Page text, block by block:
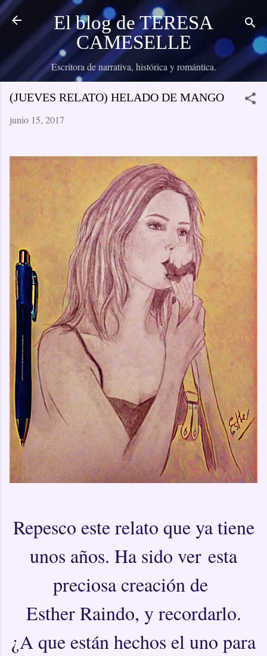
Ir al contenido principal
El blog de TERESA
CAMESELLE
Escritora de narrativa, histórica y romántica.
(JUEVES RELATO) HELADO DE MANGO
junio 15, 2017
Repesco este relato que ya tiene
unos años. Ha sido ver esta
preciosa creación de
Esther Raindo, y recordarlo.
¿A que están hechos el uno para